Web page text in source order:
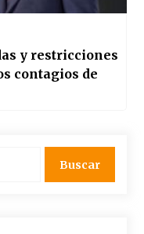
y restricciones
contagios de